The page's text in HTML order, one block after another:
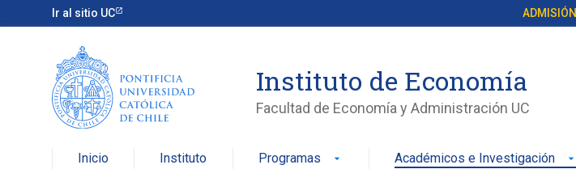
Ir al sitio UC ADMISIÓN
Instituto de Economía
Facultad de Economía y Administración UC
Inicio Instituto Programas arrow_drop_down Académicos e Investigación arrow_drop_down